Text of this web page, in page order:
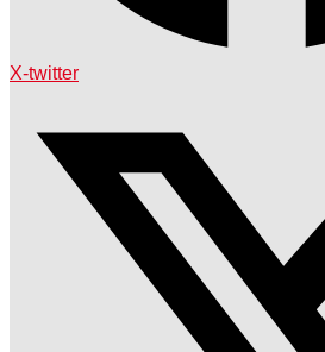
X-twitter